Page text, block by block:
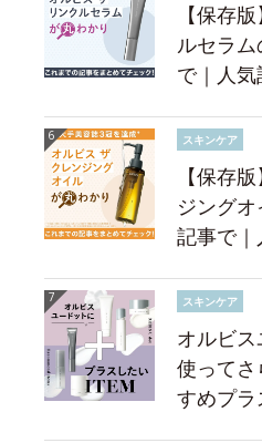
【保存
ルセラ
で｜人
スキンケア
【保存
ジング
記事で
スキンケア
オルビ
使って
すめプラ